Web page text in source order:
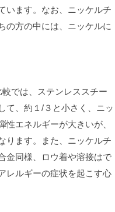
います。なお、ニッケルチ
の方の中には、ニッケルに
では、ステンレススチー
て、約１ /３と小さく、ニッ
エネルギーが大きいが、
ます。
また、ニッケルチ
金同様、ロウ着や溶接はで
レルギーの症状を起こす心